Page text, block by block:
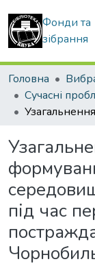
Фонди та
зібрання
Головна
під час